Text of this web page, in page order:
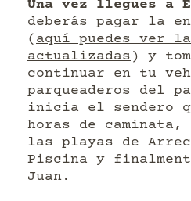
Una vez llegues a
deberás pagar la
(aquí puedes ver
actualizadas) y
continuar en tu
parqueaderos del
inicia el sendero
horas de
las playas de
Piscina y
Juan.